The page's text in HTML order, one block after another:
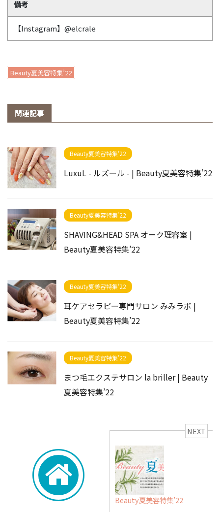
備考
【Instagram】@elcrale
Beauty夏美容特集’22
関連記事
Beauty夏美容特集’22
LuxuL - ルズール - | Beauty夏美容特集’22
Beauty夏美容特集’22
SHAVING&HEAD SPA オーク理容室 |
Beauty夏美容特集’22
Beauty夏美容特集’22
耳ケアセラピー専門サロン みみラボ |
Beauty夏美容特集’22
Beauty夏美容特集’22
まつ毛エクステサロン la briller | Beauty
夏美容特集’22
NEXT
Beauty夏美容特集’22